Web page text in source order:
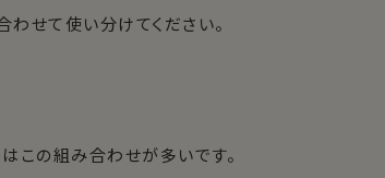
せて使い分けてください。
この組み合わせが多いです。